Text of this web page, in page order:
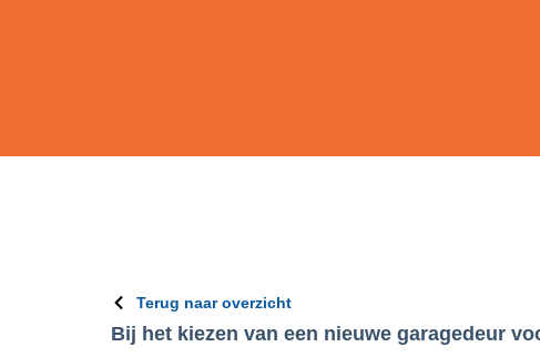
Terug naar overzicht
Bij het kiezen van een nieuwe garagedeur